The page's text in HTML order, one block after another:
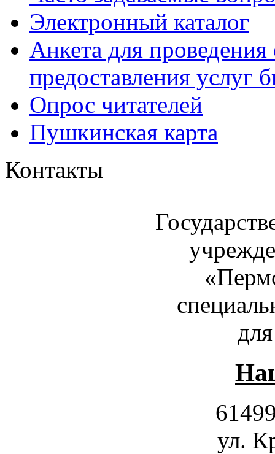
Электронный каталог
Анкета для проведения
предоставления услуг
Опрос читателей
Пушкинская карта
Контакты
ул.